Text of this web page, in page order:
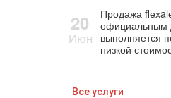
20
Июн
Продажа
официальным
выполняется
низкой
Все услуги